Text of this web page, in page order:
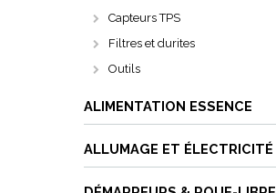
Capteurs TPS
Filtres et durites
Outils
ALIMENTATION ESSENCE
ALLUMAGE ET ÉLECTRICITÉ